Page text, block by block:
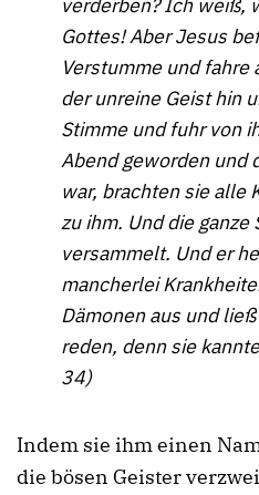
verderben? Ich weiß,
Gottes! Aber Jesus
Verstumme und fahre
der unreine Geist hin
Stimme und fuhr von
Abend geworden und
war, brachten sie alle
zu ihm. Und die ganze
versammelt. Und er
mancherlei
Dämonen aus und
reden, denn sie
34)
Indem sie ihm einen
die bösen Geister